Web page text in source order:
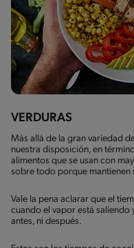
VERDURAS
Más allá de la gran variedad
nuestra disposición, en
alimentos que se usan con
sobre todo porque mantienen
Vale la pena aclarar que el
cuando el vapor está saliendo
antes, ni después.